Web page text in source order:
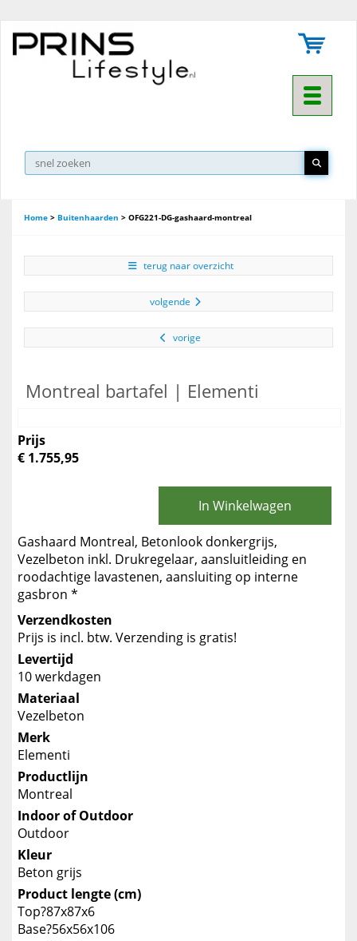
Toggle
Home > Buitenhaarden > OFG221-DG-gashaard-montreal
terug naar overzicht
volgende
vorige
Montreal bartafel | Elementi
Prijs
€ 1.755,95
In Winkelwagen
Gashaard Montreal, Betonlook donkergrijs,
Vezelbeton inkl. Drukregelaar, aansluitleiding en
roodachtige lavastenen, aansluiting op interne
gasbron *
Verzendkosten
Prijs is incl. btw. Verzending is gratis!
Levertijd
10 werkdagen
Materiaal
Vezelbeton
Merk
Elementi
Productlijn
Montreal
Indoor of Outdoor
Outdoor
Kleur
Beton grijs
Product lengte (cm)
Top?87x87x6
Base?56x56x106